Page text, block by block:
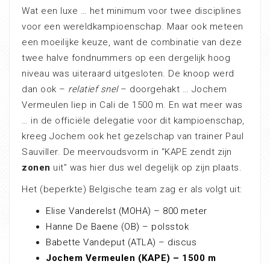
Wat een luxe … het minimum voor twee disciplines
voor een wereldkampioenschap. Maar ook meteen
een moeilijke keuze, want de combinatie van deze
twee halve fondnummers op een dergelijk hoog
niveau was uiteraard uitgesloten. De knoop werd
dan ook – relatief snel– doorgehakt … Jochem
Vermeulen liep in Cali de 1500 m. En wat meer was
… in de officiële delegatie voor dit kampioenschap,
kreeg Jochem ook het gezelschap van trainer Paul
Sauviller. De meervoudsvorm in “KAPE zendt zijn
zonen uit” was hier dus wel degelijk op zijn plaats.
Het (beperkte) Belgische team zag er als volgt uit:
Elise Vanderelst (MOHA) – 800 meter
Hanne De Baene (OB) – polsstok
Babette Vandeput (ATLA) – discus
Jochem Vermeulen (KAPE) – 1500 m